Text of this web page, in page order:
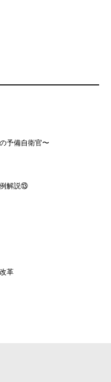
予備自衛官〜
例解説⑬
革